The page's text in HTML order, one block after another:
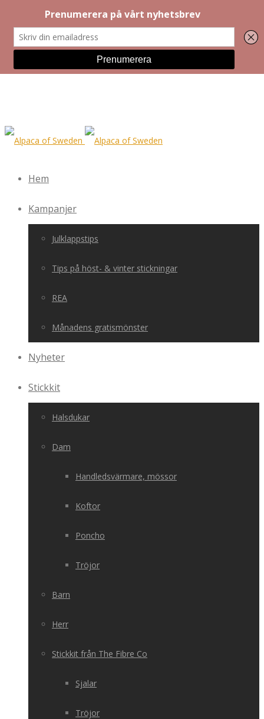
Hem
Kampanjer
Julklappstips
Tips på höst- & vinter stickningar
REA
Månadens gratismönster
Nyheter
Stickkit
Halsdukar
Dam
Handledsvärmare, mössor
Koftor
Poncho
Tröjor
Barn
Herr
Stickkit från The Fibre Co
Sjalar
Tröjor